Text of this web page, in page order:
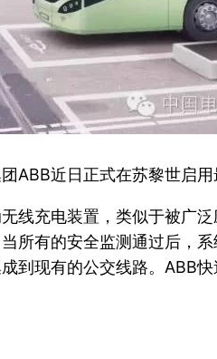
ABB近日正式在苏黎世启
线充电装置，类似于被广
所有的安全监测通过后，
到现有的公交线路。 ABB快